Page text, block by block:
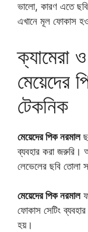
ভালো, কারণ এতে
এখানে মূল ফোকাস
ক্যামেরা
মেয়েদের
টেকনিক
মেয়েদের পিক নরমাল
ব্যবহার করা জরুরি।
লেভেলের ছবি তোলা
মেয়েদের পিক নরমাল
ফোকাস সেটিং
হয়।